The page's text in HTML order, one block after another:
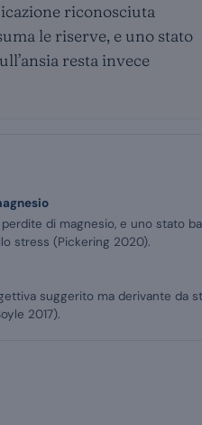
riconosciuta
le riserve, e uno stato
resta invece
di magnesio, e uno stato
stress (Pickering 2020).
suggerito ma derivante da
2017).